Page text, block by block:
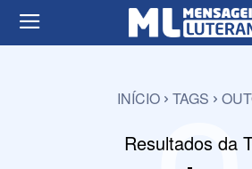
INÍCIO TAGS
Resultados da